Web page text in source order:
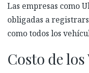
Las empresas como
obligadas a
comotodos los
Costo de